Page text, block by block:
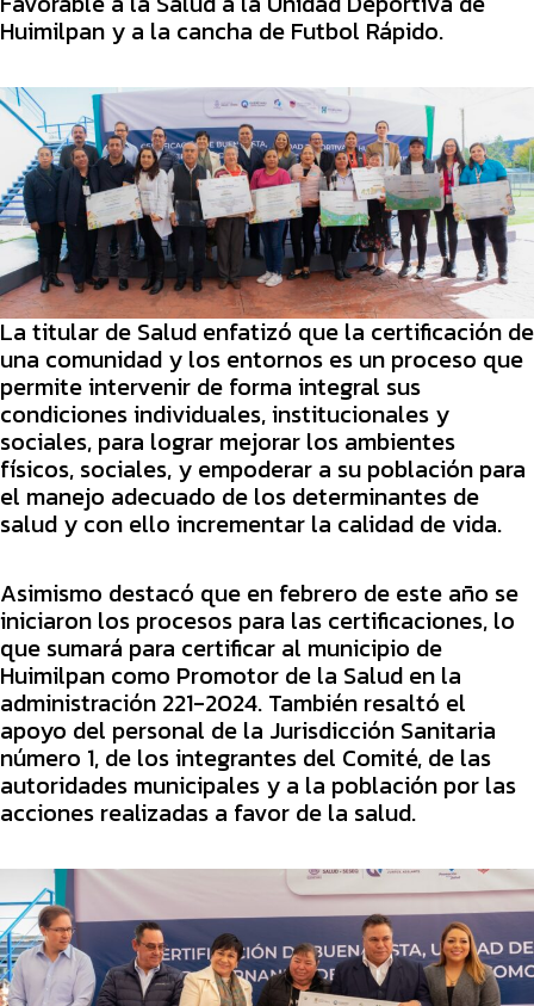
Huimilpan y a la cancha de Futbol Rápido.
La titular de Salud enfatizó que la certificación de
una comunidad y los entornos es un proceso que
permite intervenir de forma integral sus
condiciones individuales, institucionales y
sociales, para lograr mejorar los ambientes
físicos, sociales, y empoderar a su población para
el manejo adecuado de los determinantes de
salud y con ello incrementar la calidad de vida.
Asimismo destacó que en febrero de este año se
iniciaron los procesos para las certificaciones, lo
que sumará para certificar al municipio de
Huimilpan como Promotor de la Salud en la
administración 221-2024. También resaltó el
apoyo del personal de la Jurisdicción Sanitaria
número 1, de los integrantes del Comité, de las
autoridades municipales y a la población por las
acciones realizadas a favor de la salud.